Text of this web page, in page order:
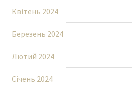
Квітень 2024
Березень 2024
Лютий 2024
Січень 2024